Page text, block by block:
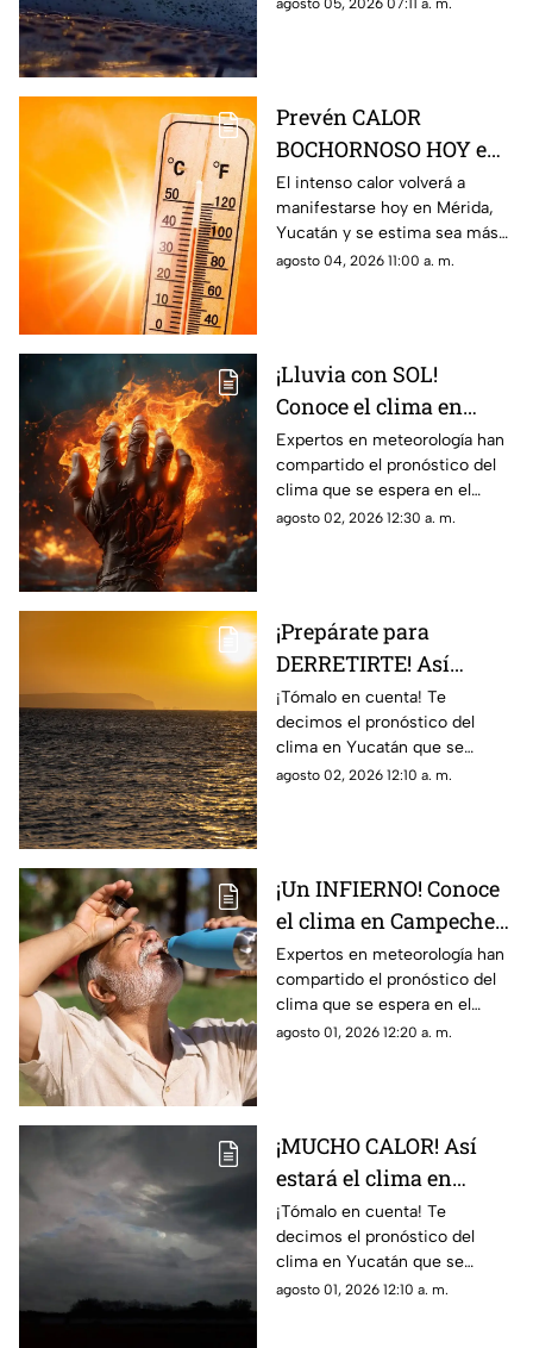
agosto 05, 2026 07:11 a. m.
Prevén CALOR
BOCHORNOSO HOY en
Mérida que superará
los 50° C; será MÁS
INTENSO que ayer
El intenso calor volverá a
manifestarse hoy en Mérida,
Yucatán y se estima sea más
intenso que ayer; conoce cuál
agosto 04, 2026 11:00 a. m.
¡Lluvia con SOL!
Conoce el clima en
Campeche hoy, 2 de
agosto de 2026
Expertos en meteorología han
compartido el pronóstico del
clima que se espera en el
estado de Campeche durante
agosto 02, 2026 12:30 a. m.
¡Prepárate para
DERRETIRTE! Así
estará el clima en
Yucatán HOY, 2 de
agosto de 2026
¡Tómalo en cuenta! Te
decimos el pronóstico del
clima en Yucatán que se
espera durante la jornada del
agosto 02, 2026 12:10 a. m.
¡Un INFIERNO! Conoce
el clima en Campeche
hoy, 1 de agosto de 2026
Expertos en meteorología han
compartido el pronóstico del
clima que se espera en el
estado de Campeche durante
agosto 01, 2026 12:20 a. m.
¡MUCHO CALOR! Así
estará el clima en
Yucatán hoy, 1 de
agosto de 2026
¡Tómalo en cuenta! Te
decimos el pronóstico del
clima en Yucatán que se
espera durante la jornada del
agosto 01, 2026 12:10 a. m.